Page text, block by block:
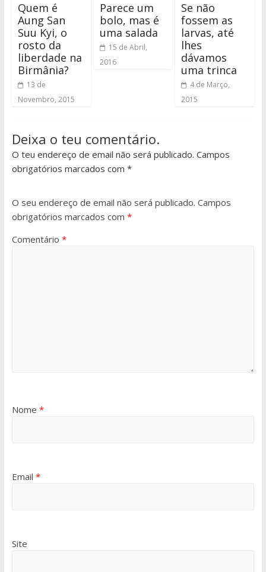
Quem é
Aung San
Suu Kyi, o
rosto da
liberdade na
Birmânia?
13 de
Novembro, 2015
Parece um
bolo, mas é
uma salada
15 de Abril,
2016
Se não
fossem as
larvas, até
lhes
dávamos
uma trinca
4 de Março,
2015
Deixa o teu comentário.
O teu endereço de email não será publicado. Campos
obrigatórios marcados com *
O seu endereço de email não será publicado. Campos
obrigatórios marcados com *
Comentário *
Nome *
Email *
Site